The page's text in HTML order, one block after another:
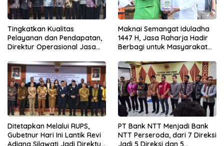
Tingkatkan Kualitas
Pelayanan dan Pendapatan,
Direktur Operasional Jasa
di Lampung dan Tinjau
Samsat Rajabasa
Maknai Semangat Iduladha
1447 H, Jasa Raharja Hadir
Berbagi untuk Masyarakat
Daging Kurban
Ditetapkan Melalui RUPS,
Gubetnur Hari Ini Lantik Revi
Adiana Silawati Jadi Direktur
PT Bank NTT Menjadi Bank
NTT Perseroda, dari 7 Direksi
Jadi 5 Direksi dan 5